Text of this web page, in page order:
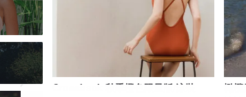
Crossback 秋季橙色限量版/泳裝
橄